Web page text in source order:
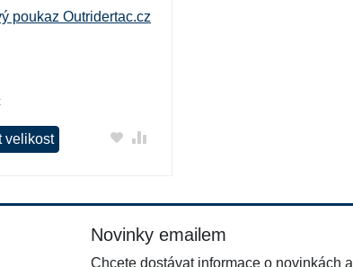
poukaz Outridertac.cz
velikost
Novinky emailem
Chcete dostávat informace o novinkách a